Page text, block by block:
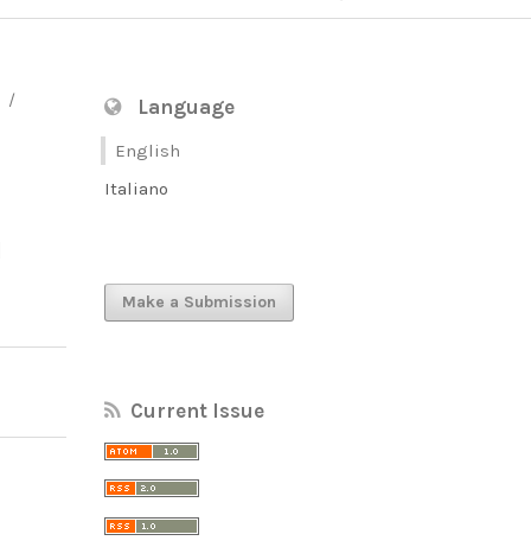
/
Language
English
Italiano
Make a Submission
Current Issue